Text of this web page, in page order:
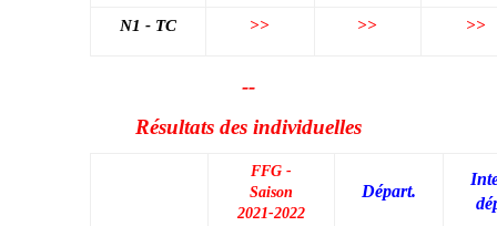
N1 - TC >> >> >>
--
Résultats des individuelles
FFG -
Saison
2021-2022
Départ.